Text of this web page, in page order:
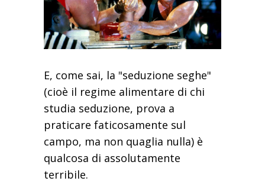
E, come sai, la "seduzione seghe"
(cioè il regime alimentare di chi
studia seduzione, prova a
praticare faticosamente sul
campo, ma non quaglia nulla) è
qualcosa di assolutamente
terribile.